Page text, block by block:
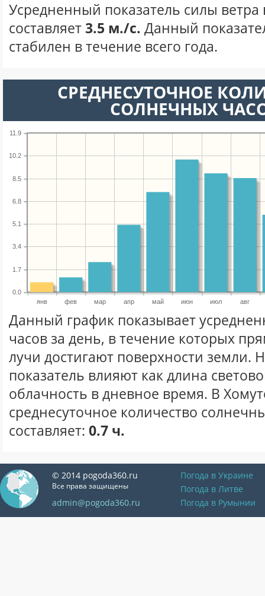
Усредненный показатель силы ветра
составляет3.5 м./с. Данный
стабилен в течение всего года.
СРЕДНЕСУТОЧНОЕ
СОЛНЕЧНЫХ
янв фев мар апр май июн июл авг
0.0
1.7
3.4
5.1
6.8
8.5
10.2
11.9
Данный график показывает
часов за день, в течение которых
лучи достигают поверхности земли.
показатель влияют как длина
облачность в дневное время. В
среднесуточное количество
составляет: 0.7 ч.
© 2014 pogoda360.ru
Все права защищены
admin@pogoda360.ru
Погода в Украине
Погода в Литве
Погода в Румынии